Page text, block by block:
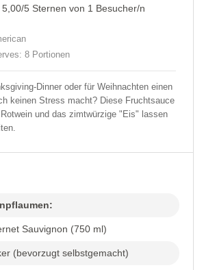
5,00/5 Sternen von 1 Besucher/n
8 Portionen
Dinner oder für Weihnachten einen
keinen Stress macht? Diese Fruchtsauce
und das zimtwürzige "Eis" lassen
Sauvignon (750 ml)
(bevorzugt selbstgemacht)